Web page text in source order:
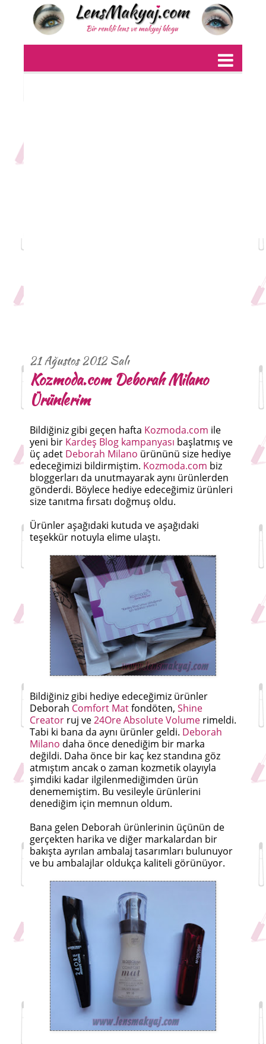
21 Ağustos 2012 Salı
Kozmoda.com Deborah Milano
Ürünlerim
Bildiğiniz gibi geçen hafta Kozmoda.com ile
yeni bir Kardeş Blog kampanyası başlatmış ve
üç adet Deborah Milano ürününü size hediye
edeceğimizi bildirmiştim. Kozmoda.com biz
bloggerları da unutmayarak aynı ürünlerden
gönderdi. Böylece hediye edeceğimiz ürünleri
size tanıtma fırsatı doğmuş oldu.
Ürünler aşağıdaki kutuda ve aşağıdaki
teşekkür notuyla elime ulaştı.
Bildiğiniz gibi hediye edeceğimiz ürünler
Deborah Comfort Matfondöten, Shine
Creator ruj ve24Ore Absolute Volume rimeldi.
Tabi ki bana da aynı ürünler geldi. Deborah
Milano daha önce denediğim bir marka
değildi. Daha önce bir kaç kez standına göz
atmıştım ancak o zaman kozmetik olayıyla
şimdiki kadar ilgilenmediğimden ürün
denememiştim. Bu vesileyle ürünlerini
denediğim için memnun oldum.
Bana gelen Deborah ürünlerinin üçünün de
gerçekten harika ve diğer markalardan bir
bakışta ayrılan ambalaj tasarımları bulunuyor
ve bu ambalajlar oldukça kaliteli görünüyor.